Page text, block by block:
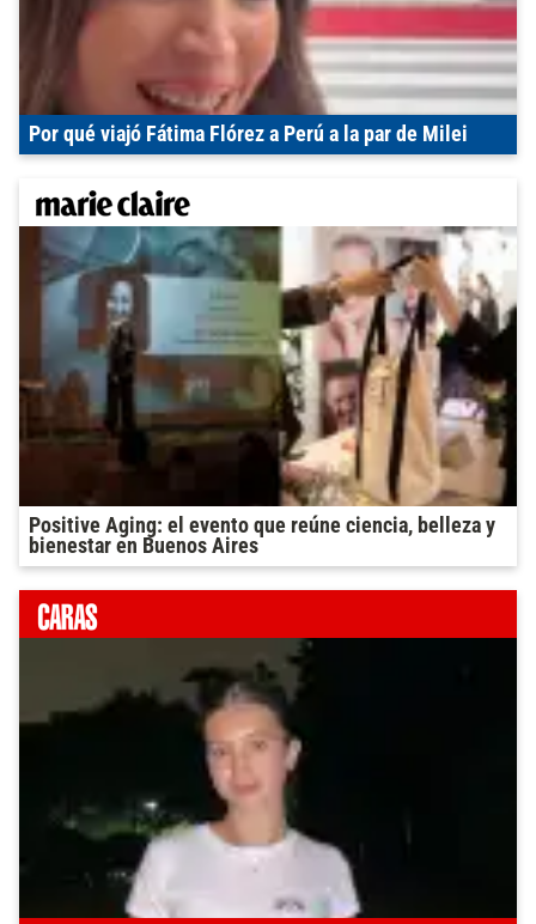
Por qué viajó Fátima Flórez a Perú a la par de Milei
Positive Aging: el evento que reúne ciencia, belleza y
bienestar en Buenos Aires